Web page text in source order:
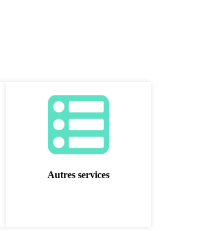
Autres services